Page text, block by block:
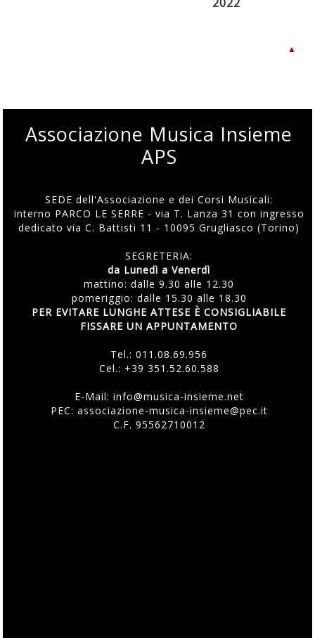
▲
Associazione Musica Insieme
APS
SEDE dell'Associazione e dei Corsi Musicali:
interno PARCO LE SERRE - via T. Lanza 31 con ingresso
dedicato via C. Battisti 11 - 10095 Grugliasco (Torino)
SEGRETERIA:
da Lunedì a Venerdì
mattino: dalle 9.30 alle 12.30
pomeriggio: dalle 15.30 alle 18.30
PER EVITARE LUNGHE ATTESE È CONSIGLIABILE
FISSARE UN APPUNTAMENTO
Tel.:011.08.69.956
Cel.: +39 351.52.60.588
E-Mail: info@musica-insieme.net
PEC: associazione-musica-insieme@pec.it
C.F. 95562710012